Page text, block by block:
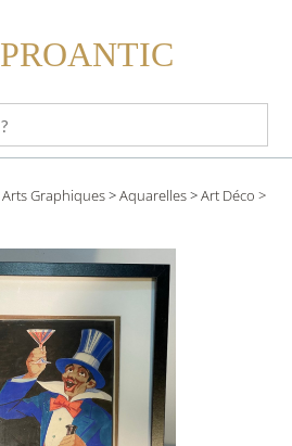
PROANTIC
Arts Graphiques>Aquarelles>Art Déco >